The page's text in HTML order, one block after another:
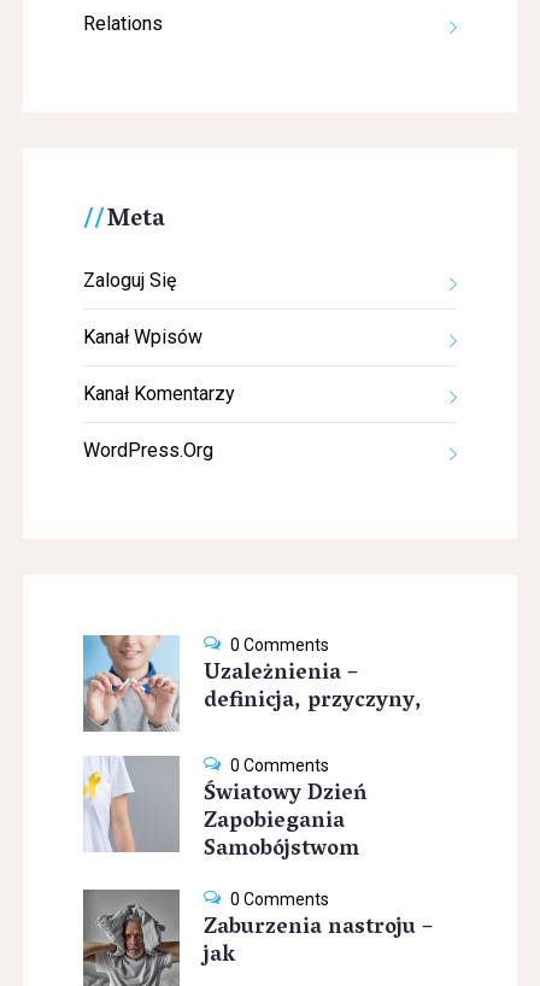
Relations
Meta
Zaloguj Się
Kanał Wpisów
Kanał Komentarzy
WordPress.org
0 Comments
Uzależnienia –
definicja, przyczyny,
0 Comments
Światowy Dzień
Zapobiegania
Samobójstwom
0 Comments
Zaburzenia nastroju –
jak